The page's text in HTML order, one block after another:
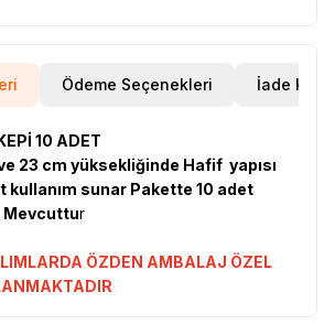
Ödeme Seçenekleri İade
10 ADET
23 cm yüksekliğinde Hafif yapısı
kullanım sunar Pakette 10 adet
Mevcuttur
ÖZDEN AMBALAJ ÖZEL